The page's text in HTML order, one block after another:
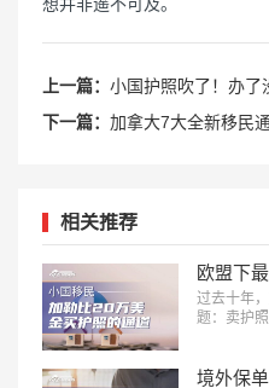
上一篇： 小国护照吹了！办了没
下一篇： 加拿大7大全新移民
相关推荐
过去十年
题：卖护